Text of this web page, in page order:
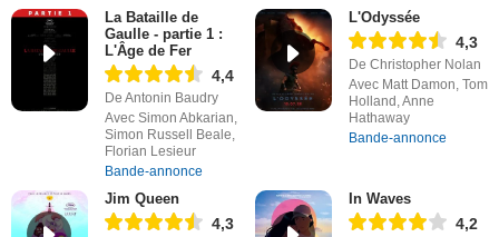
La Bataille de
Gaulle - partie 1 :
L'Âge de Fer
4,4
De Antonin Baudry
Avec Simon Abkarian,
Simon Russell Beale,
Florian Lesieur
Bande-annonce
L'Odyssée
4,3
De Christopher Nolan
Avec Matt Damon, Tom
Holland, Anne
Hathaway
Bande-annonce
Jim Queen
4,3
In Waves
4,2